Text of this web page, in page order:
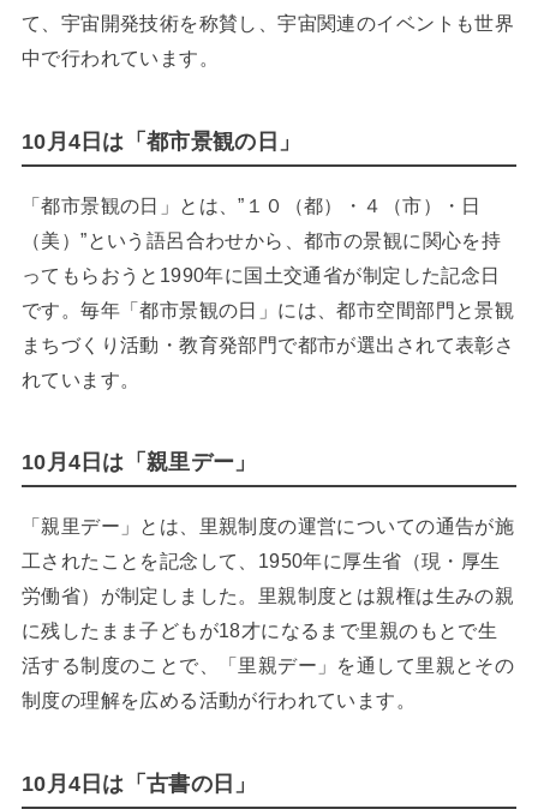
て、宇宙開発技術を称賛し、宇宙関連のイベントも世界
中で行われています。
10月4日は「都市景観の日」
「都市景観の日」とは、”１０（都）・４（市）・日
（美）”という語呂合わせから、都市の景観に関心を持
ってもらおうと1990年に国土交通省が制定した記念日
です。毎年「都市景観の日」には、都市空間部門と景観
まちづくり活動・教育発部門で都市が選出されて表彰さ
れています。
10月4日は「親里デー」
「親里デー」とは、里親制度の運営についての通告が施
工されたことを記念して、1950年に厚生省（現・厚生
労働省）が制定しました。里親制度とは親権は生みの親
に残したまま子どもが18才になるまで里親のもとで生
活する制度のことで、「里親デー」を通して里親とその
制度の理解を広める活動が行われています。
10月4日は「古書の日」